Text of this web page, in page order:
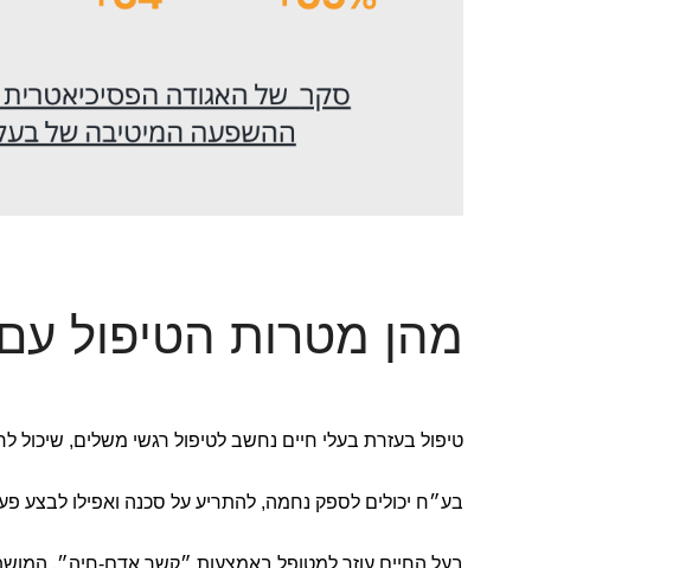
מהן מטרות הטיפול
טיפול בעזרת בעלי חיים נחשב לטיפול רגשי משלים, שיכול
בע״ח יכולים לספק נחמה, להתריע על סכנה ואפילו לבצע